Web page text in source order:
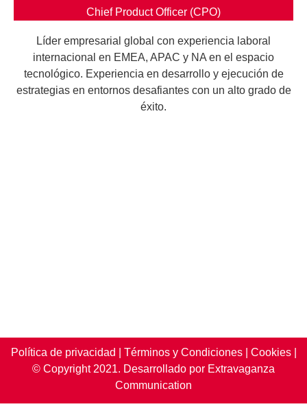
Chief Product Officer (CPO)
Líder empresarial global con experiencia laboral
internacional en EMEA, APAC y NA en el espacio
tecnológico. Experiencia en desarrollo y ejecución de
estrategias en entornos desafiantes con un alto grado de
éxito.
Política de privacidad Términos y Condiciones| Cookies|
© Copyright 2021. Desarrollado por Extravaganza
Communication